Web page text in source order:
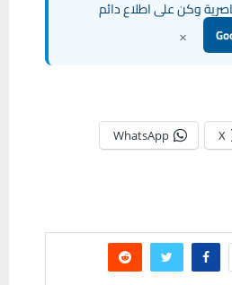
وكن على اطلاع دائم
×
X
WhatsApp